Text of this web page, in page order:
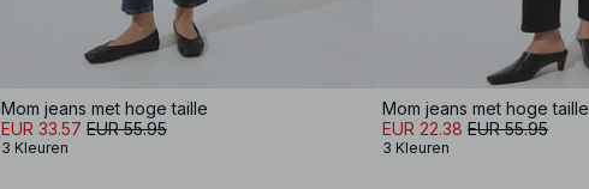
Mom jeans met hoge taille
EUR 33.57 EUR 55.95
3 Kleuren
Mom jeans met hoge taille
EUR 22.38 EUR 55.95
3 Kleuren